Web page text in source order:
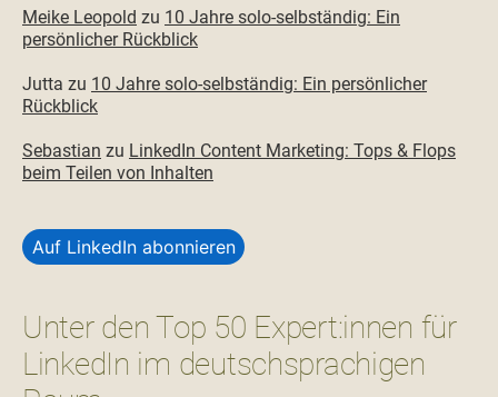
Meike Leopold zu 10 Jahre solo-selbständig: Ein
persönlicher Rückblick
Jutta zu 10 Jahre solo-selbständig: Ein persönlicher
Rückblick
Sebastian zu LinkedIn Content Marketing: Tops & Flops
beim Teilen von Inhalten
Auf LinkedIn abonnieren
Unter den Top 50 Expert:innen für
LinkedIn im deutschsprachigen